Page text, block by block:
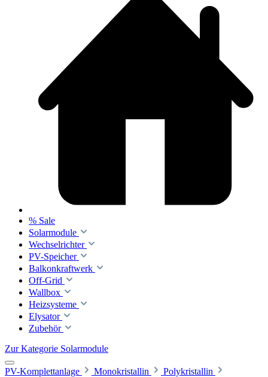
% Sale
Solarmodule
Wechselrichter
PV-Speicher
Balkonkraftwerk
Off-Grid
Wallbox
Heizsysteme
Elysator
Zubehör
Zur Kategorie Solarmodule
PV-Komplettanlage Monokristallin
Polykristallin